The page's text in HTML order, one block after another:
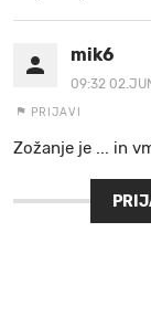
mik6
09:32
PRIJAVI
Zožanje je ... in